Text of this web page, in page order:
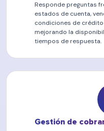
Responde preguntas
estados de cuenta,
condiciones de
mejorando la
tiempos de respuesta.
Gestión de